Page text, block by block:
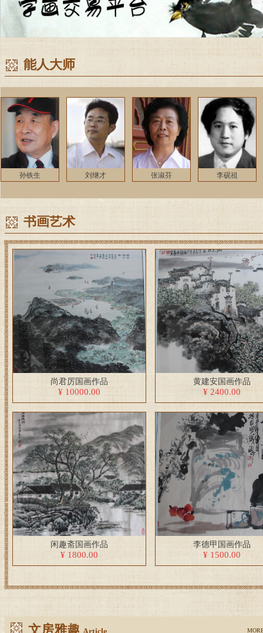
能人大师
尚君厉国画作品
¥ 10000.00
黄建安国画作品
¥ 2400.00
闲趣斋国画作品
¥ 1800.00
李德甲国画作品
¥ 1500.00
书画艺术
文房雅趣